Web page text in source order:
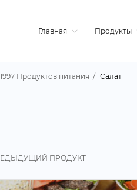
Главная Продукты
1997 Продуктов питания Салат
ПРОДУКТ